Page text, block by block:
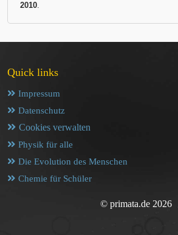
2010.
Quick links
Impressum
Datenschutz
Cookies verwalten
Physik für alle
Die Evolution des Menschen
Chemie für Schüler
© primata.de 2026